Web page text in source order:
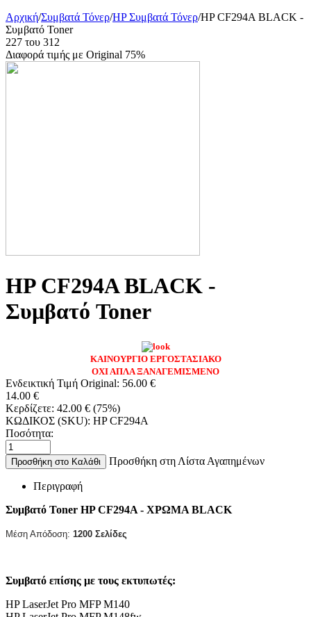
Αρχική/Συμβατά Τόνερ/HP Συμβατά Τόνερ/HP CF294A BLACK -
Συμβατό Toner
227 του 312
Διαφορά τιμής με Original 75%
HP CF294A BLACK -
Συμβατό Toner
ΚΑΙΝΟΥΡΓΙΟ ΕΡΓΟΣΤΑΣΙΑΚΟ
ΟΧΙ ΑΠΛΑ ΞΑΝΑΓΕΜΙΣΜΕΝΟ
Ενδεικτική Τιμή Original: 56.00 €
14.00 €
Κερδίζετε: 42.00 € (75%)
ΚΩΔΙΚΟΣ (SKU): HP CF294A
Ποσότητα:
Προσθήκη στο Καλάθι Προσθήκη στη Λίστα Αγαπημένων
Περιγραφή
Συμβατό Toner HP CF294A - ΧΡΩΜΑ BLACK
Μέση Απόδοση: 1200 Σελίδες
Συμβατό επίσης με τους εκτυπωτές:
HP LaserJet Pro MFP M140